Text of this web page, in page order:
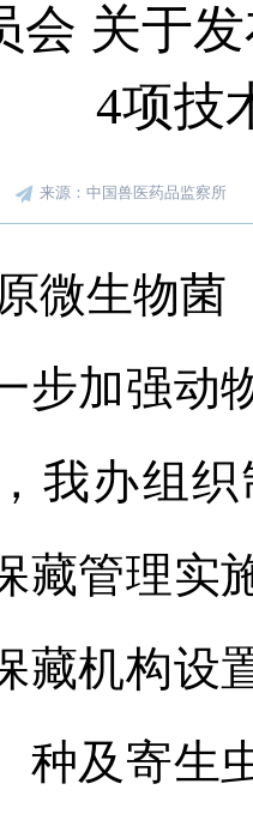
会 关于
4项技
来源：中国兽医药品监察所
微生物菌
加强动物
我办组
藏管理
藏机构
种及寄生